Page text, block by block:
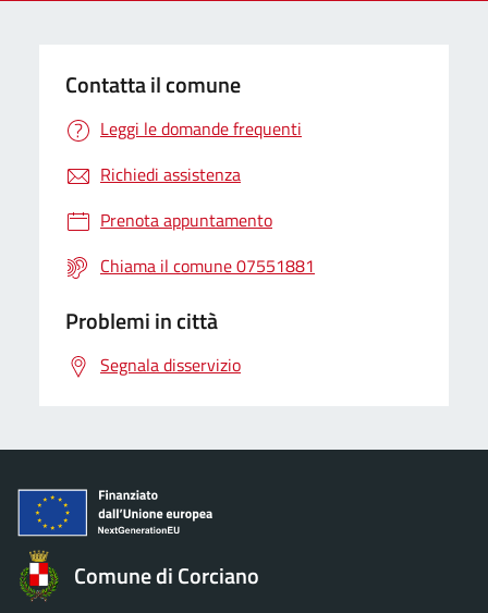
Contatta il comune
Leggi le domande frequenti
Richiedi assistenza
Prenota appuntamento
Chiama il comune 07551881
Problemi in città
Segnala disservizio
Comune di Corciano